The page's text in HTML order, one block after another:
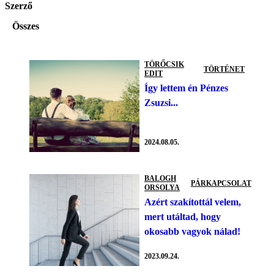
Szerző
Összes
TÖRŐCSIK
EDIT
TÖRTÉNET
Így lettem én Pénzes
Zsuzsi...
2024.08.05.
BALOGH
ORSOLYA
PÁRKAPCSOLAT
Azért szakítottál velem,
mert utáltad, hogy
okosabb vagyok nálad!
2023.09.24.